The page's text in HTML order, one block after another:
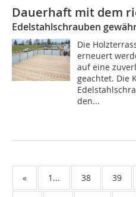
Dauerhaft mit dem
Edelstahlschrauben
Die
erneuert
auf eine
geachtet. Die
den...
« 1... 38 39